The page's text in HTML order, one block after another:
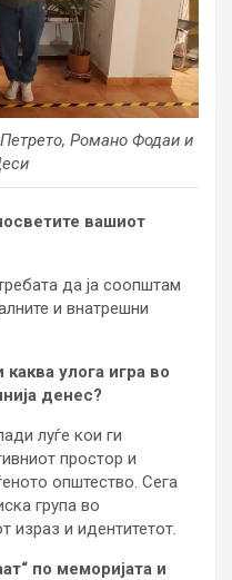
Романо Фодаи и
вашиот
да ја соопштам
и внатрешни
улога игра во
денес?
луѓе кои ги
простор и
општество. Сега
група во
израз и идентитетот.
по меморијата и